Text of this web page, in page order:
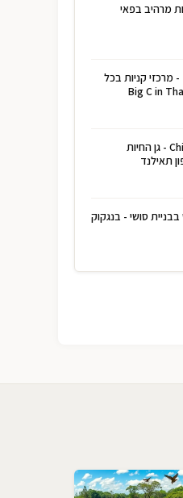
מרהיב בפאי
- מרכזי קניות בכל
Chiang Mai Zoo - גן החיות
תאילנד
סושי - בנגקוק